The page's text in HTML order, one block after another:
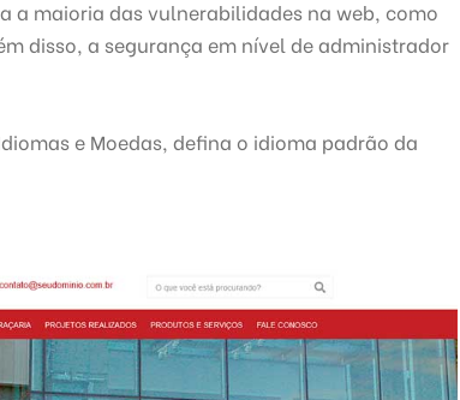
a maioria das vulnerabilidades na web, como
disso, a segurança em nível de administrador
e Moedas, defina o idioma padrão da